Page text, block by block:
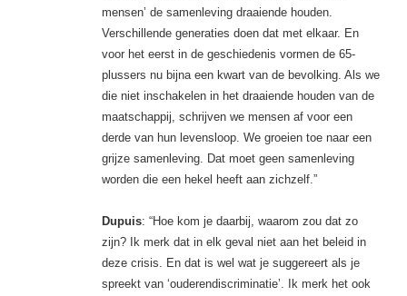
mensen’ de samenleving draaiende houden.
Verschillende generaties doen dat met elkaar. En
voor het eerst in de geschiedenis vormen de 65-
plussers nu bijna een kwart van de bevolking. Als we
die niet inschakelen in het draaiende houden van de
maatschappij, schrijven we mensen af voor een
derde van hun levensloop. We groeien toe naar een
grijze samenleving. Dat moet geen samenleving
worden die een hekel heeft aan zichzelf.”
Dupuis: “Hoe kom je daarbij, waarom zou dat zo
zijn? Ik merk dat in elk geval niet aan het beleid in
deze crisis. En dat is wel wat je suggereert als je
spreekt van ‘ouderendiscriminatie’. Ik merk het ook